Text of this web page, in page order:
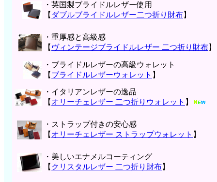
・英国製ブライドルレザー使用
【 ダブルブライドルレザー二つ折り財布】
・重厚感と高級感
【 ヴィンテージブライドルレザー 二つ折り財布】
・ブライドルレザーの高級ウォレット
【 ブライドルレザーウォレット 】
・イタリアンレザーの逸品
【 オリーチェレザー 二つ折りウォレット 】
・ストラップ付きの安心感
【 オリーチェレザー ストラップウォレット 】
・美しいエナメルコーティング
【 クリスタルレザー 二つ折り財布】